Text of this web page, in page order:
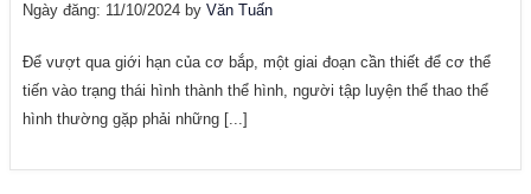
Ngày đăng: 11/10/2024 by Văn Tuấn
Để vượt qua giới hạn của cơ bắp, một giai đoạn cần thiết để cơ thể
tiến vào trạng thái hình thành thể hình, người tập luyện thể thao thể
hình thường gặp phải những [...]